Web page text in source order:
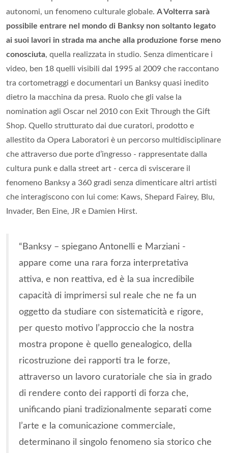
autonomi, un fenomeno culturale globale. A Volterra sarà
possibile entrare nel mondo di Banksy non soltanto legato
ai suoi lavori in strada ma anche alla produzione forse meno
conosciuta, quella realizzata in studio. Senza dimenticare i
video, ben 18 quelli visibili dal 1995 al 2009 che raccontano
tra cortometraggi e documentari un Banksy quasi inedito
dietro la macchina da presa. Ruolo che gli valse la
nomination agli Oscar nel 2010 con Exit Through the Gift
Shop. Quello strutturato dai due curatori, prodotto e
allestito da Opera Laboratori è un percorso multidisciplinare
che attraverso due porte d’ingresso - rappresentate dalla
cultura punk e dalla street art - cerca di sviscerare il
fenomeno Banksy a 360 gradi senza dimenticare altri artisti
che interagiscono con lui come: Kaws, Shepard Fairey, Blu,
Invader, Ben Eine, JR e Damien Hirst.
“Banksy – spiegano Antonelli e Marziani -
appare come una rara forza interpretativa
attiva, e non reattiva, ed è la sua incredibile
capacità di imprimersi sul reale che ne fa un
oggetto da studiare con sistematicità e rigore,
per questo motivo l’approccio che la nostra
mostra propone è quello genealogico, della
ricostruzione dei rapporti tra le forze,
attraverso un lavoro curatoriale che sia in grado
di rendere conto dei rapporti di forza che,
unificando piani tradizionalmente separati come
l’arte e la comunicazione commerciale,
determinano il singolo fenomeno sia storico che